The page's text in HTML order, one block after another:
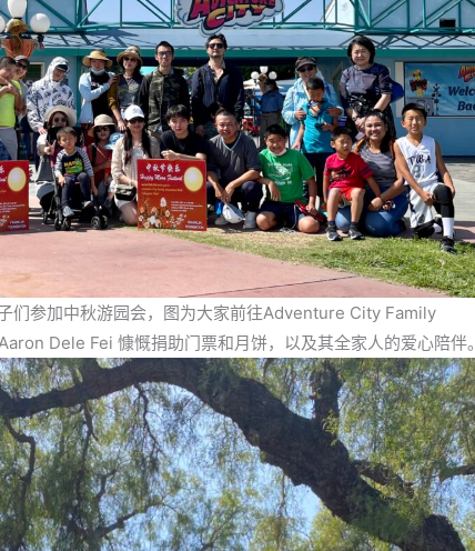
们参加中秋游园会，图为大家前往Adventure City Family
Dele Fei 慷慨捐助门票和月饼，以及其全家人的爱心陪伴。